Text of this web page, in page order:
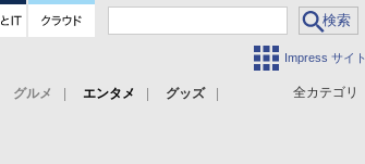
Impress サイト
全カテゴリ
グルメ エンタメ
グッズ